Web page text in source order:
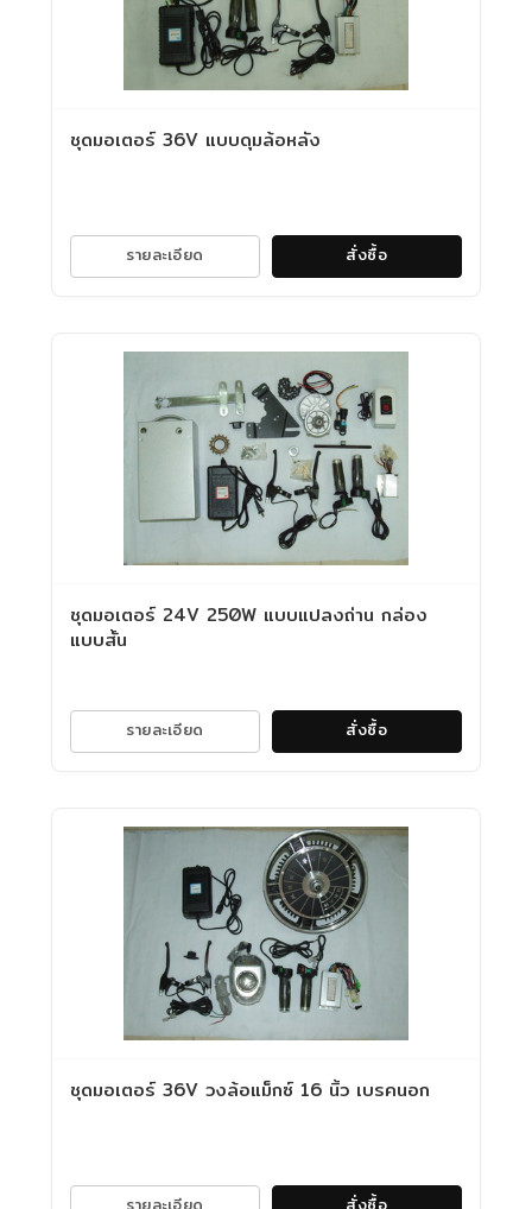
ชุดมอเตอร์ 36V แบบดุมล้อหลัง
รายละเอียด สั่งซื้อ
ชุดมอเตอร์ 24V 250W แบบแปลงถ่าน กล่อง
แบบสั้น
รายละเอียด สั่งซื้อ
ชุดมอเตอร์ 36V วงล้อแม็กซ์ 16 นิ้ว เบรคนอก
รายละเอียด สั่งซื้อ